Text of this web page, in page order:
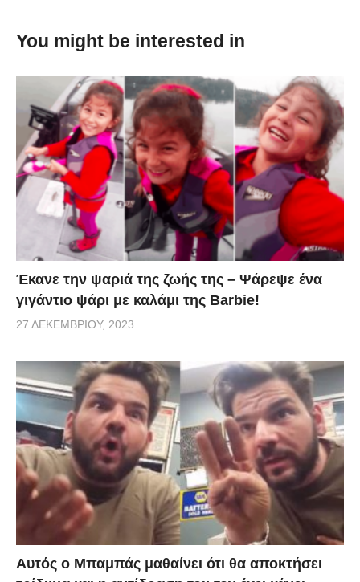
αβοήθητος, προσπαθώντας να ελέγξει το μπροστινό
γρήγορα το πλήθος, δείχνοντας ότι επρόκειτο για ένα
έξυπνο κόλπο.
via
You might be interested in
Έκανε την ψαριά της ζωής της – Ψάρεψε ένα
γιγάντιο ψάρι με καλάμι της Barbie!
27 ΔΕΚΕΜΒΡΊΟΥ, 2023
Αυτός ο Μπαμπάς μαθαίνει ότι θα αποκτήσει